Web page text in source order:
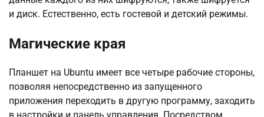
и диск. Естественно, есть гостевой и детский режимы.
Магические края
Планшет на Ubuntu имеет все четыре рабочие стороны,
позволяя непосредственно из запущенного
приложения переходить в другую программу, заходить